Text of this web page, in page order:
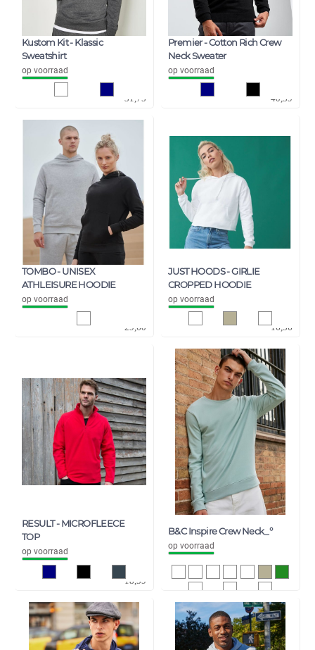
Kustom Kit - Klassic
Sweatshirt
op voorraad
31,75
Premier - Cotton Rich Crew
Neck Sweater
op voorraad
40,39
TOMBO - UNISEX
ATHLEISURE HOODIE
op voorraad
29,60
JUST HOODS - GIRLIE
CROPPED HOODIE
op voorraad
13,52
16,36
RESULT - MICROFLEECE
TOP
op voorraad
15,36
18,59
B&C Inspire Crew Neck_°
op voorraad
15,53
18,79